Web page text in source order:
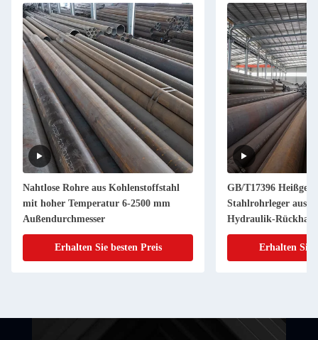
Nahtlose Rohre aus Kohlenstoffstahl
mit hoher Temperatur 6-2500 mm
Außendurchmesser
Erhalten Sie besten Preis
GB/T17396
Stahlrohrleger aus
Hydraulik-Rückhalt
Erhalten Sie